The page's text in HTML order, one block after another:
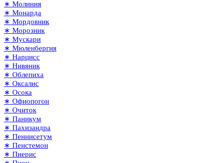
∗ Молиния
∗ Монарда
∗ Мордовник
∗ Морозник
∗ Мускари
∗ Мюленбергия
∗ Нарцисс
∗ Нивяник
∗ Облепиха
∗ Оксалис
∗ Осока
∗ Офиопогон
∗ Очиток
∗ Паникум
∗ Пахизандра
∗ Пеннисетум
∗ Пенстемон
∗ Пиерис